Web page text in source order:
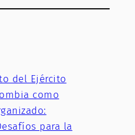
del Ejército
como
para la